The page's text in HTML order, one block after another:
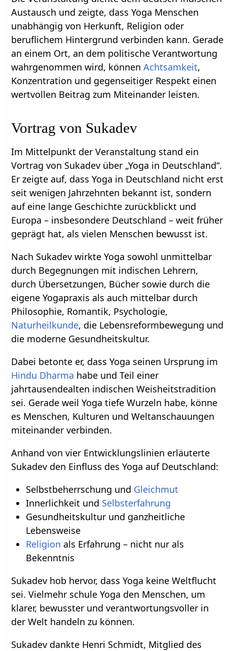
Austausch und zeigte, dass Yoga Menschen
unabhängig von Herkunft, Religion oder
beruflichem Hintergrund verbinden kann. Gerade
an einem Ort, an dem politische Verantwortung
wahrgenommen wird, könnenAchtsamkeit,
Konzentration und gegenseitiger Respekt einen
wertvollen Beitrag zum Miteinander leisten.
Vortrag von Sukadev
Im Mittelpunkt der Veranstaltung stand ein
Vortrag von Sukadev über „Yoga in Deutschland“.
Er zeigte auf, dass Yoga in Deutschland nicht erst
seit wenigen Jahrzehnten bekannt ist, sondern
auf eine lange Geschichte zurückblickt und
Europa – insbesondere Deutschland – weit früher
geprägt hat, als vielen Menschen bewusst ist.
Nach Sukadev wirkte Yoga sowohl unmittelbar
durch Begegnungen mit indischen Lehrern,
durch Übersetzungen, Bücher sowie durch die
eigene Yogapraxis als auch mittelbar durch
Philosophie, Romantik, Psychologie,
Naturheilkunde, die Lebensreformbewegung und
die moderne Gesundheitskultur.
Dabei betonte er, dass Yoga seinen Ursprung im
Hindu Dharma habe und Teil einer
jahrtausendealten indischen Weisheitstradition
sei. Gerade weil Yoga tiefe Wurzeln habe, könne
es Menschen, Kulturen und Weltanschauungen
miteinander verbinden.
Anhand von vier Entwicklungslinien erläuterte
Sukadev den Einfluss des Yoga auf Deutschland:
Selbstbeherrschung und Gleichmut
Innerlichkeit und Selbsterfahrung
Gesundheitskultur und ganzheitliche
Lebensweise
Religion als Erfahrung – nicht nur als
Bekenntnis
Sukadev hob hervor, dass Yoga keine Weltflucht
sei. Vielmehr schule Yoga den Menschen, um
klarer, bewusster und verantwortungsvoller in
der Welt handeln zu können.
Sukadev dankte Henri Schmidt, Mitglied des